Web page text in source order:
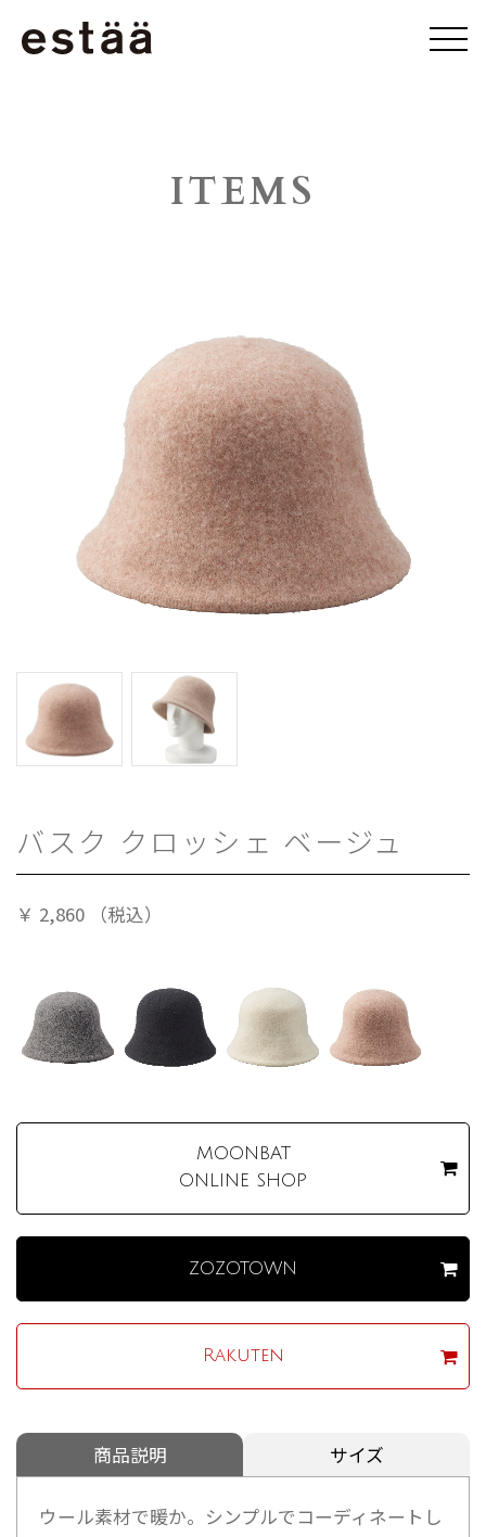
ITEMS
バスク クロッシェ ベージュ
￥ 2,860 （税込）
MOONBAT
ONLINE SHOP
ZOZOTOWN
Rakuten
商品説明 サイズ
ウール素材で暖か。シンプルでコーディネートし